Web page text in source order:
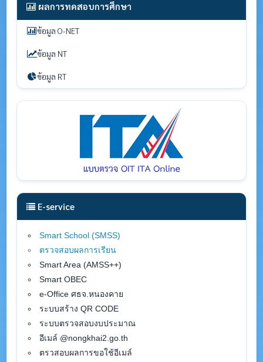
ผลการทดสอบการศึกษา
ข้อมูล O-NET
ข้อมูล NT
ข้อมูล RT
E-service
Smart School (SMSS)
ตรวจสอบผลการเรียน
Smart Area (AMSS++)
Smart OBEC
e-Office ศธจ.หนองคาย
ระบบสร้าง QR CODE
ระบบตรวจสอบงบประมาณ
อีเมล์ @nongkhai2.go.th
ตรวสอบผลการขอใช้อีเมล์